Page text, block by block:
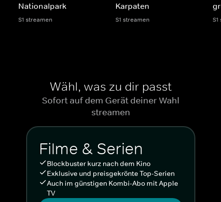
Nationalpark
S1 streamen
Karpaten
S1 streamen
Wähl, was zu dir passt
Sofort auf dem Gerät deiner Wahl
streamen
Filme & Serien
Blockbuster kurz nach dem Kino
Exklusive und preisgekrönte Top-Serien
Auch im günstigen Kombi-Abo mit Apple
TV